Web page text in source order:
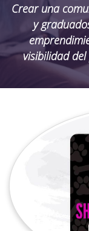
Crear una
y
visibilidad